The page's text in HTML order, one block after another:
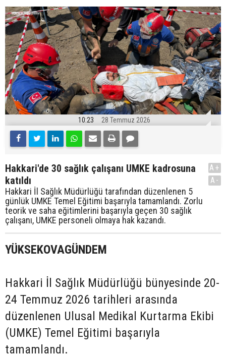
10:23 28 Temmuz 2026
Hakkari'de 30 sağlık çalışanı UMKE kadrosuna
katıldı
Hakkari İl Sağlık Müdürlüğü tarafından düzenlenen 5
günlük UMKE Temel Eğitimi başarıyla tamamlandı. Zorlu
teorik ve saha eğitimlerini başarıyla geçen 30 sağlık
çalışanı, UMKE personeli olmaya hak kazandı.
A+
A-
YÜKSEKOVAGÜNDEM
Hakkari İl Sağlık Müdürlüğü bünyesinde 20-
24 Temmuz 2026 tarihleri arasında
düzenlenen Ulusal Medikal Kurtarma Ekibi
(UMKE) Temel Eğitimi başarıyla
tamamlandı.